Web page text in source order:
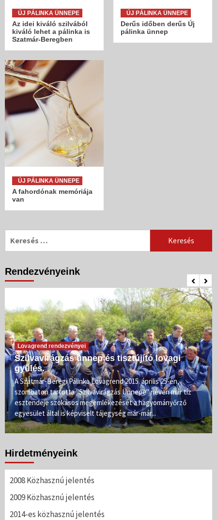
ÚJ PÁLINKA ÜNNEPE
Az idei kiváló szilvából
kiváló lehet a pálinka is
Szatmár-Beregben
ÚJ PÁLINKA ÜNNEPE
Derűs időben derűs Új
pálinka ünnep
ÚJ PÁLINKA ÜNNEPE
A fahordónak memóriája
van
Keresés:
Rendezvényeink
Lovagrend rendezvényei
Szilvavirágzás ünnep és tisztújító lovagi
gyűlés.
A Szatmár-Beregi Pálinka Lovagrend 2015. április 25-én,
szombaton tartotta "Szilvavirágzás Ünnepe" néven már tíz
esztendeje szokásos megemlékezését a hagyományőrző
egyesület által is képviselt tájegység már-már...
Hirdetményeink
2008 Közhasznú jelentés
2009 Közhasznú jelentés
2014-es közhasznú jelentés